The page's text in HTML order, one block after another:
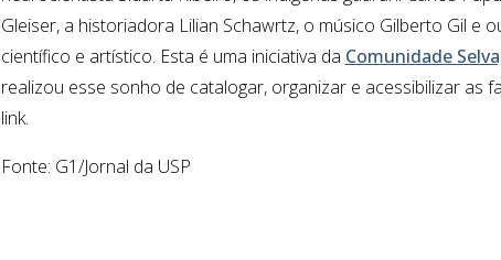
Gleiser, a historiadora Lilian Schawrtz, o músico Gilberto Gil e
científico e artístico. Esta é uma iniciativa da Comunidade
realizou esse sonho de catalogar, organizar e acessibilizar as
link.
Fonte: G1/Jornal da USP